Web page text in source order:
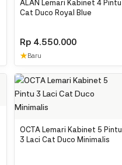
ALAN Lemari Kabinet 4 Pintu
Cat Duco Royal Blue
Rp4.550.000
★ Baru
OCTA Lemari Kabinet 5 Pintu
3 Laci Cat Duco Minimalis